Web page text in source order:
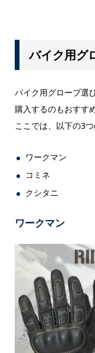
バイク用グ
バイク用グローブ選
購入するのもおすす
ここでは、以下の3
ワークマン
コミネ
クシタニ
ワークマン